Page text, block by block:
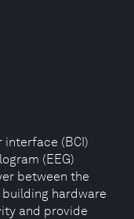
(BCI)
(EEG)
between the
hardware
and provide